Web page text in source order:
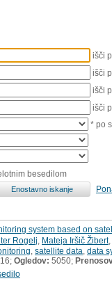
išči
išči
išči
išči
* po
besedilom
system based on
Rogelj Mateja Iršič Žibert,
satellite data data
Ogledov: 5050;